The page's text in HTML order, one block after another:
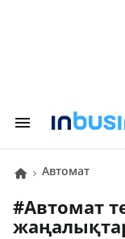
автомат
# автомат